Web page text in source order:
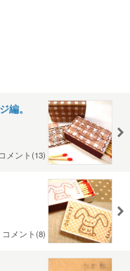
編。
コメント(13)
コメント(8)